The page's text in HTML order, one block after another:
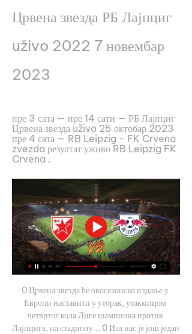
Црвена звезда РБ Лајпциг
uživo 2022 7 новембар
2023
пре 3 сата — пре 14 сати — РБ Лајпциг
Црвена звезда uživo 25 октобар 2023
пре 4 сата — RB Leipzig - FK Crvena
zvezda резултат уживо RB Leipzig FK
Crvena .
0 Црвена звезда ће овосезонско издање у
Европи наставити у уторак, утакмицом
четвртог кола Лиге шампиона против
Лајпцига, на стадиону... 0 Иза нас је још један